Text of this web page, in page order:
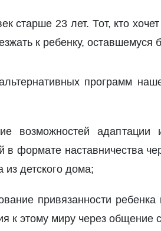
старше 23 лет. Тот, кто
к ребенку, оставшемуся
программ
возможностей адаптации
в формате наставничества
из детского дома;
привязанности
этому миру через общение